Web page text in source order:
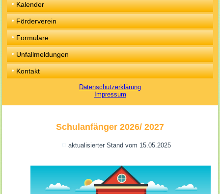
Kalender
Förderverein
Formulare
Unfallmeldungen
Kontakt
Datenschutzerklärung
Impressum
Schulanfänger 2026/ 2027
aktualisierter Stand vom 15.05.2025